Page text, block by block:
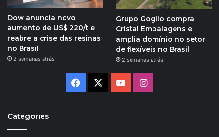
Dow anuncia novo
aumento de US$ 220/t e
reabre a crise das resinas
no Brasil
2 semanas atrás
Grupo Goglio compra
Cristal Embalagens e
amplia domínio no setor
de flexíveis no Brasil
2 semanas atrás
Facebook YouTubeInstagram
Categories